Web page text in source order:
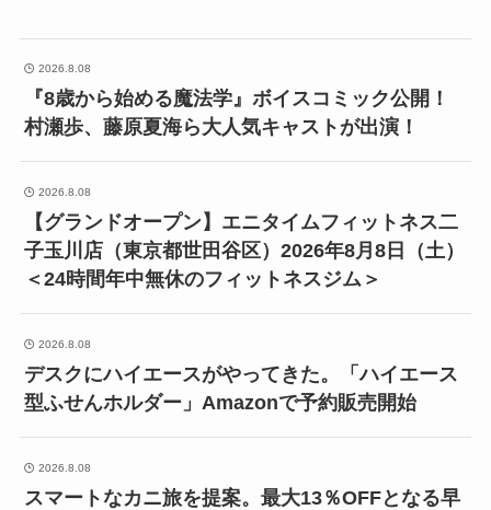
2026.8.08
『8歳から始める魔法学』ボイスコミック公開！
村瀬歩、藤原夏海ら大人気キャストが出演！
2026.8.08
【グランドオープン】エニタイムフィットネス二
子玉川店（東京都世田谷区）2026年8月8日（土）
＜24時間年中無休のフィットネスジム＞
2026.8.08
デスクにハイエースがやってきた。「ハイエース
型ふせんホルダー」Amazonで予約販売開始
2026.8.08
スマートなカニ旅を提案。最大13％OFFとなる早